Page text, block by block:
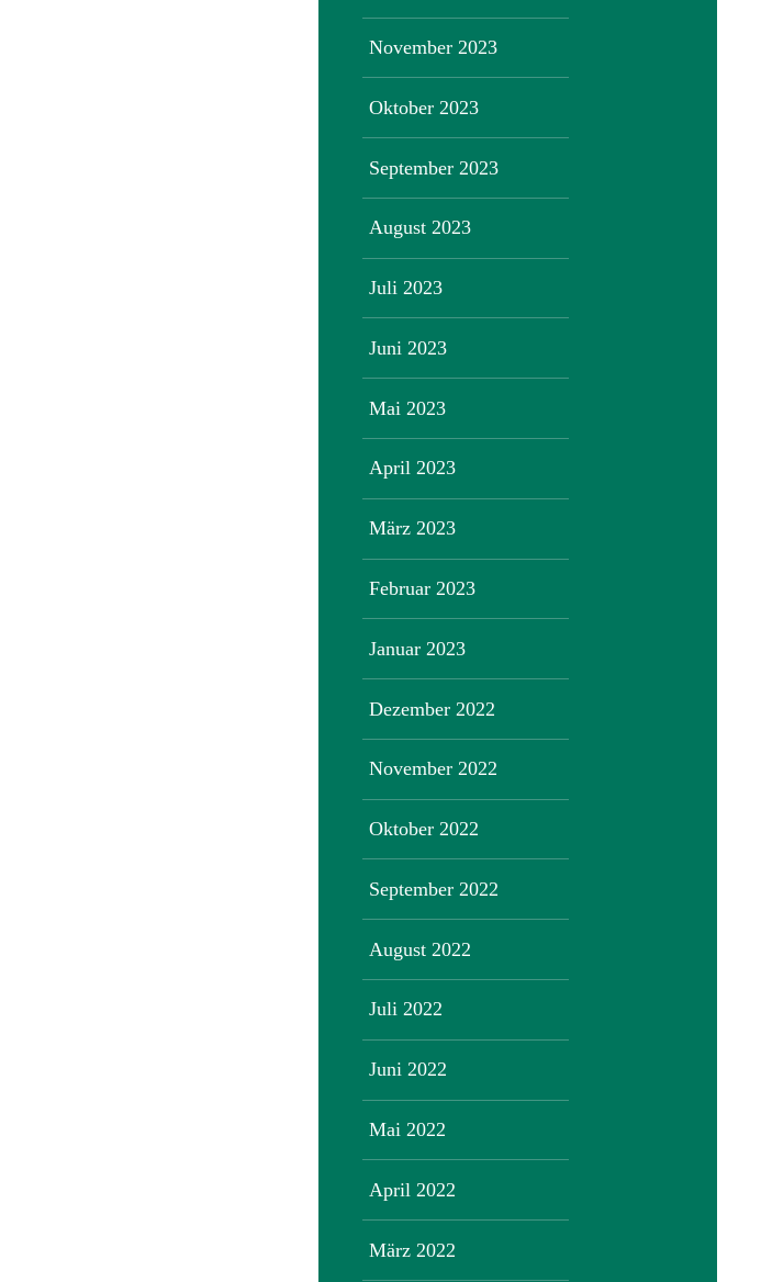
November 2023
Oktober 2023
September 2023
August 2023
Juli 2023
Juni 2023
Mai 2023
April 2023
März 2023
Februar 2023
Januar 2023
Dezember 2022
November 2022
Oktober 2022
September 2022
August 2022
Juli 2022
Juni 2022
Mai 2022
April 2022
März 2022